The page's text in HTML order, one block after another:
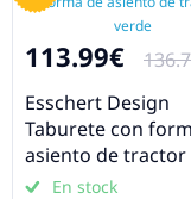
113.99€
Esschert Design
Taburete con
asiento de tractor
verdeEn stock